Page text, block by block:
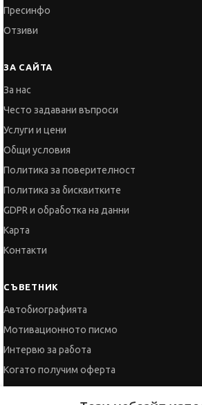
Пресинфо
Отзиви
ЗА САЙТА
За нас
Често задавани въпроси
Услуги и цени
Общи условия
Политика за поверителност
Политика за бисквитките
GDPR и обработка на данни
Карта
Контакти
СЪВЕТНИК
Автобиографията
Мотивационното писмо
Интервю за работа
Когато получим оферта
Препоръки